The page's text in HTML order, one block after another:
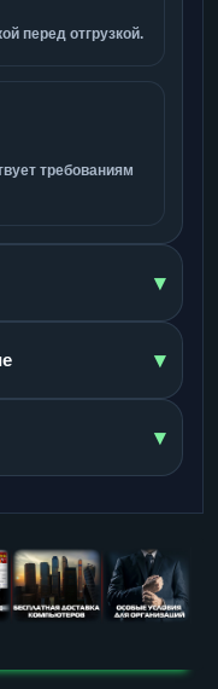
перед отгрузкой.
требованиям
▾
▾
▾